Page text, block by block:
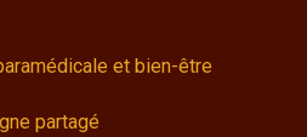
et bien-être
partagé